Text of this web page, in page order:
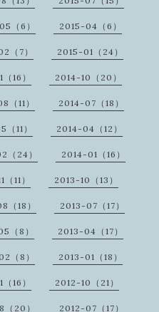
（6） 2015-04（6）
（7） 2015-01（24）
16） 2014-10（20）
（11） 2014-07（18）
11） 2014-04（12）
（24） 2014-01（16）
11） 2013-10（13）
（18） 2013-07（17）
（8） 2013-04（17）
（8） 2013-01（18）
16） 2012-10（21）
20） 2012-07（17）